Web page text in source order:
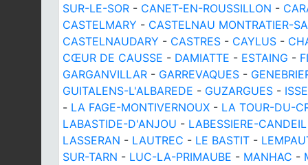
SUR-LE-SOR - CANET-EN-ROUSSILLON -
CASTELMARY - CASTELNAU MONTRATIER-
CASTELNAUDARY - CASTRES - CAYLUS -
CŒUR DE CAUSSE - DAMIATTE - ESTAING -
GARGANVILLAR - GARREVAQUES -
GUITALENS-L'ALBAREDE - GUZARGUES -
- LA FAGE-MONTIVERNOUX - LA TOUR-DU-
LABASTIDE-D'ANJOU - LABESSIERE-CANDEIL
LASSERAN - LAUTREC - LE BASTIT -
SUR-TARN - LUC-LA-PRIMAUBE - MANHAC -